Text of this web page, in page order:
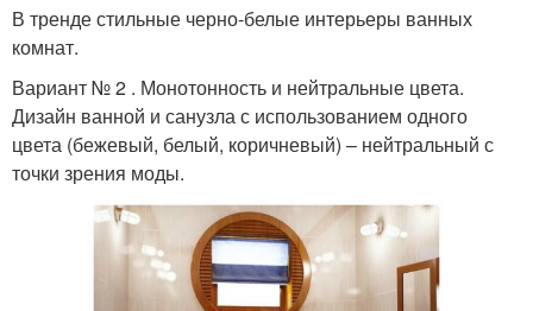
В тренде стильные черно-белые интерьеры ванных
комнат.
Вариант № 2 . Монотонность и нейтральные цвета.
Дизайн ванной и санузла с использованием одного
цвета (бежевый, белый, коричневый) – нейтральный с
точки зрения моды.